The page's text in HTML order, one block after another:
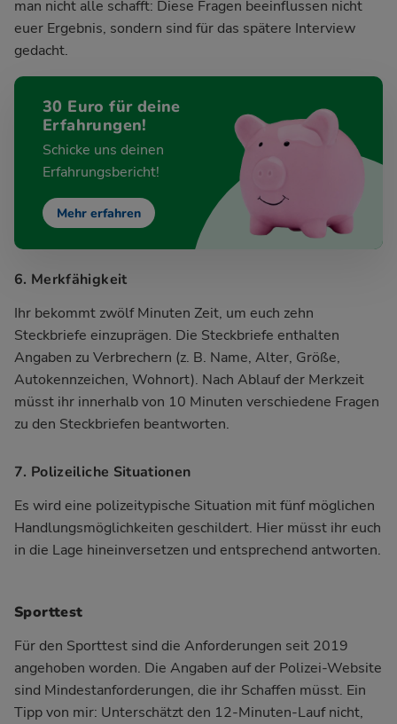
man nicht alle schafft: Diese Fragen beeinflussen nicht
euer Ergebnis, sondern sind für das spätere Interview
gedacht.
30 Euro für deine
Erfahrungen!
Schicke uns deinen
Erfahrungsbericht!
Mehr erfahren
6. Merkfähigkeit
Ihr bekommt zwölf Minuten Zeit, um euch zehn
Steckbriefe einzuprägen. Die Steckbriefe enthalten
Angaben zu Verbrechern (z. B. Name, Alter, Größe,
Autokennzeichen, Wohnort). Nach Ablauf der Merkzeit
müsst ihr innerhalb von 10 Minuten verschiedene Fragen
zu den Steckbriefen beantworten.
7. Polizeiliche Situationen
Es wird eine polizeitypische Situation mit fünf möglichen
Handlungsmöglichkeiten geschildert. Hier müsst ihr euch
in die Lage hineinversetzen und entsprechend antworten.
Sporttest
Für den Sporttest sind die Anforderungen seit 2019
angehoben worden. Die Angaben auf der Polizei-Website
sind Mindestanforderungen, die ihr Schaffen müsst. Ein
Tipp von mir: Unterschätzt den 12-Minuten-Lauf nicht,